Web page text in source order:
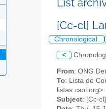
List
[Cc-cl]
Chronological
<
From: ONG
To: Lista de
listas.csol.org>
Subject: [Cc-